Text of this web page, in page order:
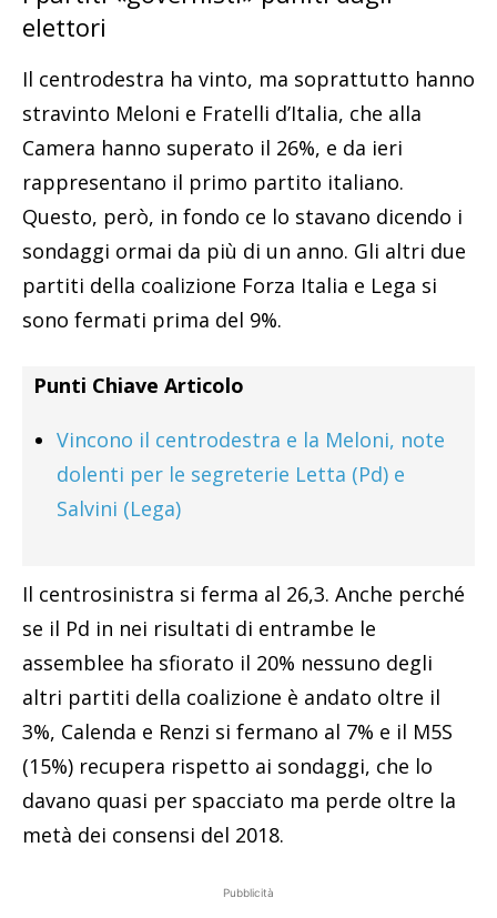
elettori
Il centrodestra ha vinto, ma soprattutto hanno
stravinto Meloni e Fratelli d’Italia, che alla
Camera hanno superato il 26%, e da ieri
rappresentano il primo partito italiano.
Questo, però, in fondo ce lo stavano dicendo i
sondaggi ormai da più di un anno. Gli altri due
partiti della coalizione Forza Italia e Lega si
sono fermati prima del 9%.
Punti Chiave Articolo
Vincono il centrodestra e la Meloni, note
dolenti per le segreterie Letta (Pd) e
Salvini (Lega)
Il centrosinistra si ferma al 26,3. Anche perché
se il Pd in nei risultati di entrambe le
assemblee ha sfiorato il 20% nessuno degli
altri partiti della coalizione è andato oltre il
3%, Calenda e Renzi si fermano al 7% e il M5S
(15%) recupera rispetto ai sondaggi, che lo
davano quasi per spacciato ma perde oltre la
metà dei consensi del 2018.
Pubblicità